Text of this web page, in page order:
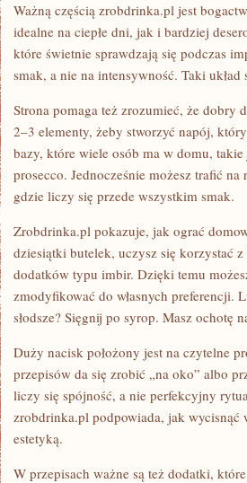
Ważną częścią zrobdrinka.pl jest
idealne na ciepłe dni, jak i bardziej
które świetnie sprawdzają się podczas
smak, a nie na intensywność. Taki
Strona pomaga też zrozumieć, że dobry
2–3 elementy, żeby stworzyć napój,
bazy, które wiele osób ma w domu,
prosecco. Jednocześnie możesz trafić
gdzie liczy się przede wszystkim smak.
Zrobdrinka.pl pokazuje, jak ograć
dziesiątki butelek, uczysz się korzystać
dodatków typu imbir. Dzięki temu
zmodyfikować do własnych preferencji.
słodsze? Sięgnij po syrop. Masz ochotę
Duży nacisk położony jest na czytelne
przepisów da się zrobić „na oko” albo
liczy się spójność, a nie perfekcyjny
zrobdrinka.pl podpowiada, jak wycisnąć
estetyką.
W przepisach ważne są też dodatki,